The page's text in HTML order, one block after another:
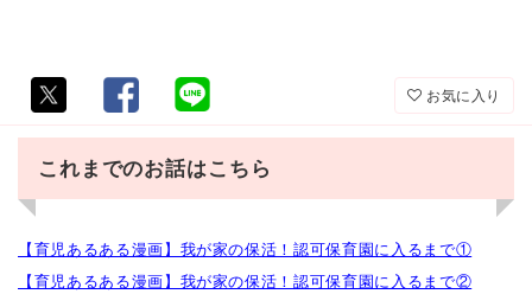
お気に入り
これまでのお話はこちら
【育児あるある漫画】我が家の保活！認可保育園に入るまで①
【育児あるある漫画】我が家の保活！認可保育園に入るまで②